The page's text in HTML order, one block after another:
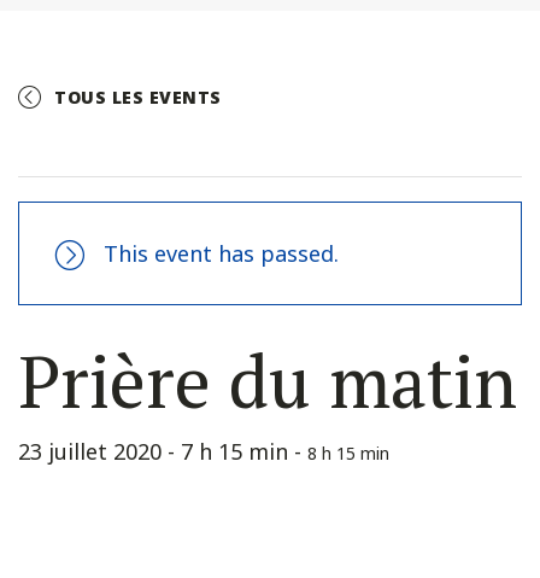
TOUS LES EVENTS
This event has passed.
Prière du matin
23 juillet 2020 - 7 h 15 min - 8 h 15 min